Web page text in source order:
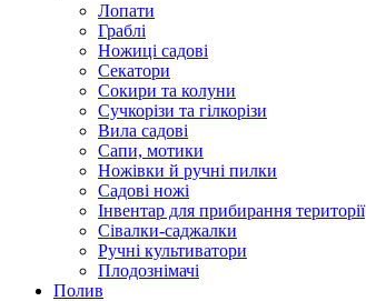
Лопати
Граблі
Ножиці садові
Секатори
Сокири та колуни
Сучкорізи та гілкорізи
Вила садові
Сапи, мотики
Ножівки й ручні пилки
Садові ножі
Інвентар для прибирання території
Сівалки-саджалки
Ручні культиватори
Плодознімачі
Полив